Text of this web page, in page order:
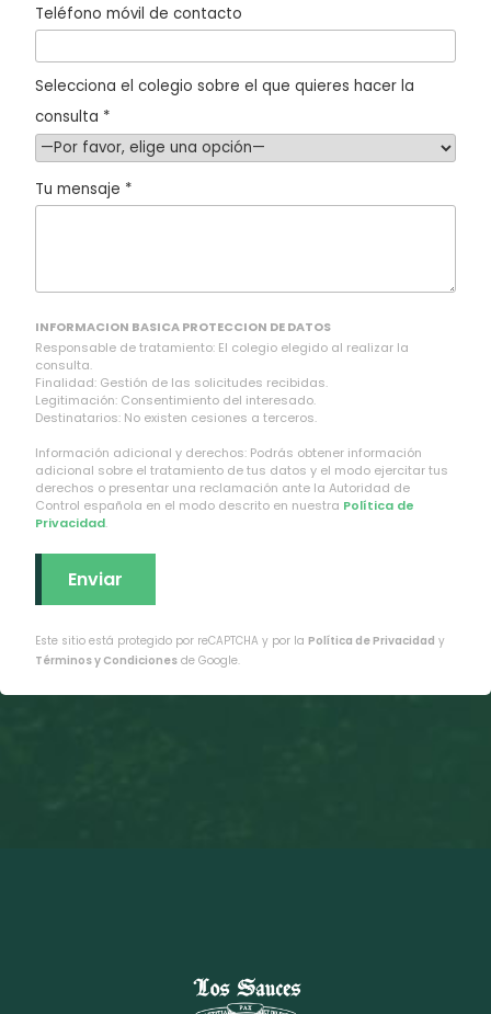
Teléfono móvil de contacto
Selecciona el colegio sobre el que quieres hacer la
consulta *
Tu mensaje *
INFORMACION BASICA PROTECCION DE DATOS
Responsable de tratamiento: El colegio elegido al realizar la
consulta.
Finalidad: Gestión de las solicitudes recibidas.
Legitimación: Consentimiento del interesado.
Destinatarios: No existen cesiones a terceros.
Información adicional y derechos: Podrás obtener información
adicional sobre el tratamiento de tus datos y el modo ejercitar tus
derechos o presentar una reclamación ante la Autoridad de
Control española en el modo descrito en nuestra Política de
Privacidad.
Este sitio está protegido por reCAPTCHA y por la Política de Privacidad y
Términos y Condiciones de Google.